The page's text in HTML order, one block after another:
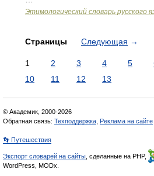
Этимологический словарь русского
Страницы Следующая →
1 2 3 4 5
10
11 12 13
© Академик, 2000-2026
Обратная связь: Техподдержка Реклама на сайте
👣 Путешествия
Экспорт словарей на сайты , сделанные на PHP,
WordPress, MODx.